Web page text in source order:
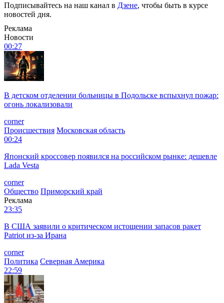
Подписывайтесь на наш канал в Дзене, чтобы быть в курсе
новостей дня.
Реклама
Новости
00:27
В детском отделении больницы в Подольске вспыхнул пожар:
огонь локализовали
corner
Происшествия Московская область
00:24
Японский кроссовер появился на российском рынке: дешевле
Lada Vesta
corner
Общество Приморский край
Реклама
23:35
В США заявили о критическом истощении запасов ракет
Patriot из-за Ирана
corner
Политика Северная Америка
22:59